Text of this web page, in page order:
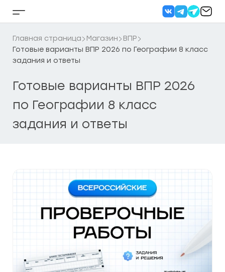
Кнопка
бокового
меню
Главная страница Магазин
ВПР
Готовые варианты ВПР 2026 по Географии 8 класс
задания и ответы
Готовые варианты ВПР 2026
по Географии 8 класс
задания и ответы